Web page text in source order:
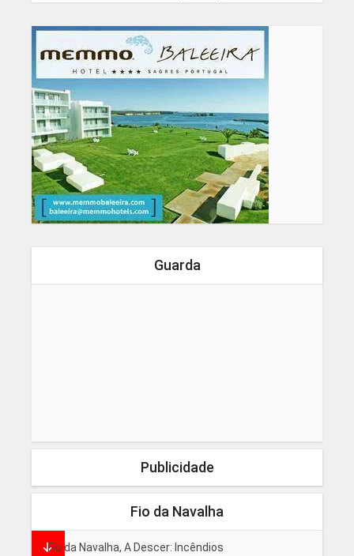
Guarda
Publicidade
Fio da Navalha
Fio da Navalha, A Descer: Incêndios